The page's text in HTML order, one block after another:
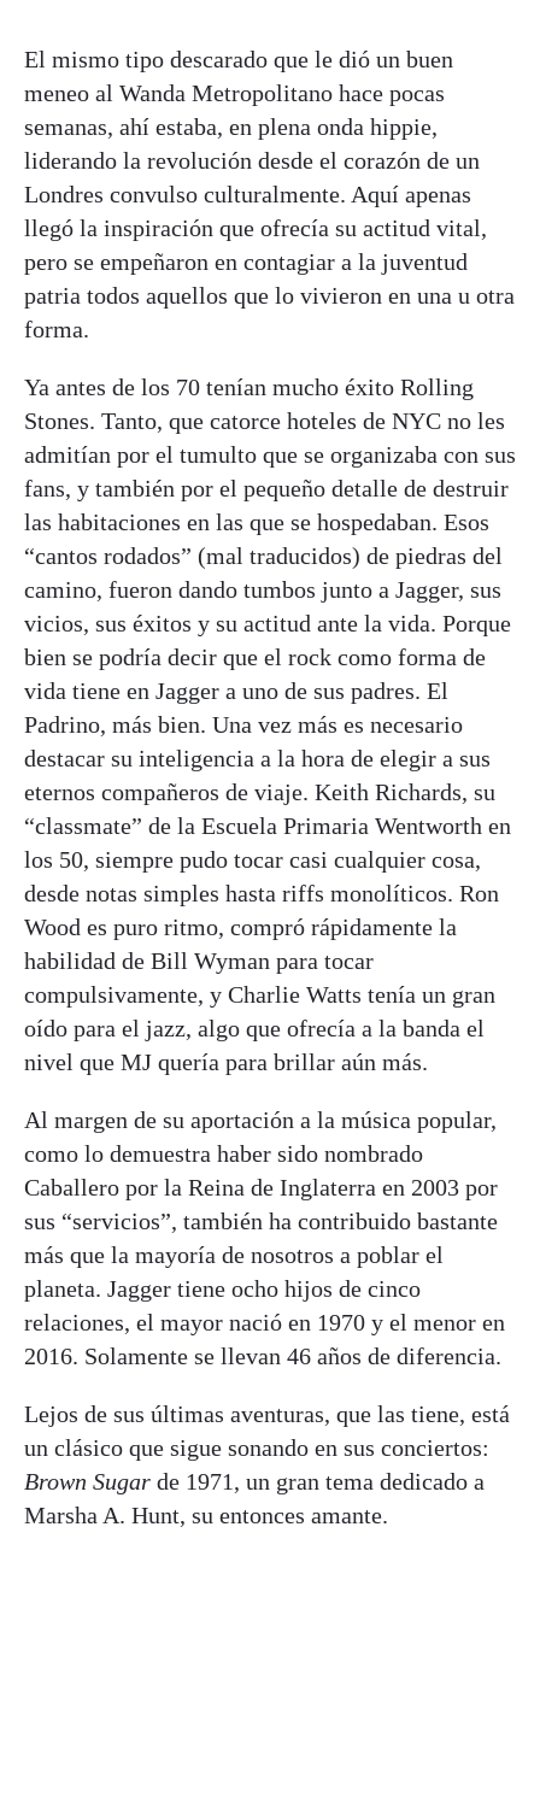
El mismo tipo descarado que le dió un buen
meneo al Wanda Metropolitano hace pocas
semanas, ahí estaba, en plena onda hippie,
liderando la revolución desde el corazón de un
Londres convulso culturalmente. Aquí apenas
llegó la inspiración que ofrecía su actitud vital,
pero se empeñaron en contagiar a la juventud
patria todos aquellos que lo vivieron en una u otra
forma.
Ya antes de los 70 tenían mucho éxito Rolling
Stones. Tanto, que catorce hoteles de NYC no les
admitían por el tumulto que se organizaba con sus
fans, y también por el pequeño detalle de destruir
las habitaciones en las que se hospedaban. Esos
“cantos rodados” (mal traducidos) de piedras del
camino, fueron dando tumbos junto a Jagger, sus
vicios, sus éxitos y su actitud ante la vida. Porque
bien se podría decir que el rock como forma de
vida tiene en Jagger a uno de sus padres. El
Padrino, más bien. Una vez más es necesario
destacar su inteligencia a la hora de elegir a sus
eternos compañeros de viaje. Keith Richards, su
“classmate” de la Escuela Primaria Wentworth en
los 50, siempre pudo tocar casi cualquier cosa,
desde notas simples hasta riffs monolíticos. Ron
Wood es puro ritmo, compró rápidamente la
habilidad de Bill Wyman para tocar
compulsivamente, y Charlie Watts tenía un gran
oído para el jazz, algo que ofrecía a la banda el
nivel que MJ quería para brillar aún más.
Al margen de su aportación a la música popular,
como lo demuestra haber sido nombrado
Caballero por la Reina de Inglaterra en 2003 por
sus “servicios”, también ha contribuido bastante
más que la mayoría de nosotros a poblar el
planeta. Jagger tiene ocho hijos de cinco
relaciones, el mayor nació en 1970 y el menor en
2016. Solamente se llevan 46 años de diferencia.
Lejos de sus últimas aventuras, que las tiene, está
un clásico que sigue sonando en sus conciertos:
Brown Sugar de 1971, un gran tema dedicado a
Marsha A. Hunt, su entonces amante.